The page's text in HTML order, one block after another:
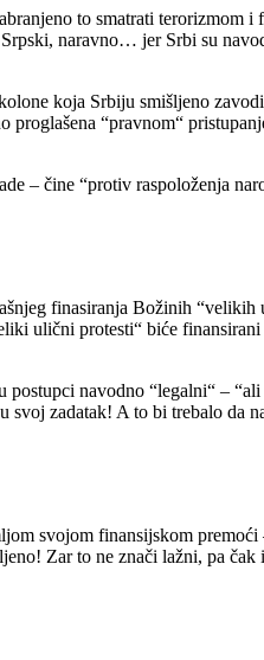
to smatrati terorizmom i
naravno… jer Srbi su
koja Srbiju smišljeno
“pravnom“
– čine “protiv raspoloženja
finasiranja Božinih “velikih
ulični protesti“ biće finansirani
postupci navodno “legalni“ –
zadatak! A to bi trebalo da
svojom finansijskom premoći
Zar to ne znači lažni, pa čak